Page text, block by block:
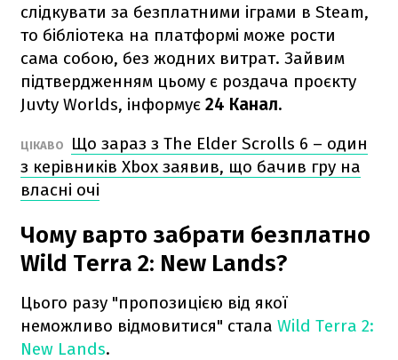
слідкувати за безплатними іграми в Steam,
то бібліотека на платформі може рости
сама собою, без жодних витрат. Зайвим
підтвердженням цьому є роздача проєкту
Juvty Worlds, інформує 24 Канал.
ЦІКАВО
Що зараз з The Elder Scrolls 6 – один
з керівників Xbox заявив, що бачив гру на
власні очі
Чому варто забрати безплатно
Wild Terra 2: New Lands?
Цього разу "пропозицією від якої
неможливо відмовитися" стала Wild Terra 2:
New Lands.